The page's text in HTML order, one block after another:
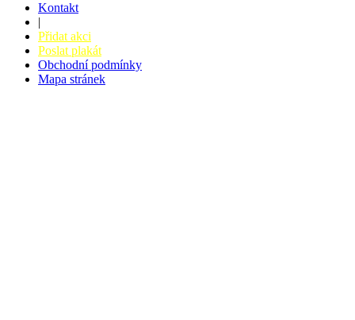
Kontakt
|
Přidat akci
Poslat plakát
Obchodní podmínky
Mapa stránek